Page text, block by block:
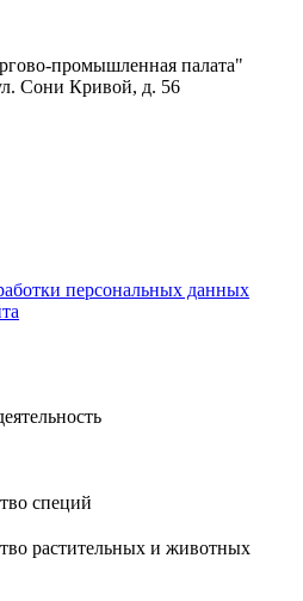
промышленная палата"
Сони Кривой, д. 56
персональных данных
специй
растительных и животных